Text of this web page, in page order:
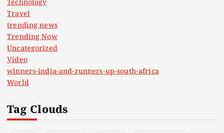
Technology
Travel
trending news
Trending Now
Uncategorized
Video
winners-india-and-runners-up-south-africa
World
Tag Clouds